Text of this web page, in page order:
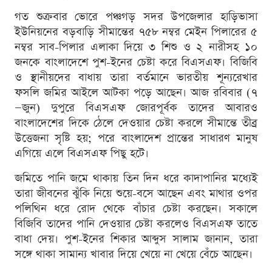
গত শুক্রবার ভোরে পঞ্চগড় সদর উপজেলার হাড়িভাসা
ইউনিয়নের বড়বাড়ি সীমান্তের ৭৫৮ নম্বর মেইন পিলারের ৫
নম্বর সাব-পিলার এলাকা দিয়ে ৩ শিশু ও ২ নারীসহ ১০
জনকে বাংলাদেশে পুশ-ইনের চেষ্টা করে বিএসএফ। বিজিবি
ও স্থানীয়দের বাধায় তারা বর্তমানে ভারতীয় শূন্যরেখার
ফসলি জমির আইলে আটকা পড়ে আছেন। আজ রবিবার (৭
—জুন) দুপুরে বিএসএফ জোরপূর্বক তাদের আবারও
বাংলাদেশের দিকে ঠেলে দেওয়ার চেষ্টা করলে সীমান্তে তীব্র
উত্তেজনা সৃষ্টি হয়; পরে বাংলাদেশ প্রান্তের সাধারণ মানুষ
এগিয়ে এলে বিএসএফ পিছু হটে।
জমিতে পানি জমে থাকায় তিন দিন ধরে কাদাপানির মধ্যেই
তারা জীবনের ঝুঁকি নিয়ে শুয়ে-বসে আছেন এবং মাথার ওপর
পলিথিন ধরে রোদ থেকে বাঁচার চেষ্টা করছেন। সকালে
বিজিবি তাদের পানি দেওয়ার চেষ্টা করলেও বিএসএফ তাতে
বাধা দেয়। পুশ-ইনের শিকার আব্দুস সালাম জানান, তারা
সঙ্গে থাকা সামান্য খাবার দিয়ে খেয়ে না খেয়ে বেঁচে আছেন।